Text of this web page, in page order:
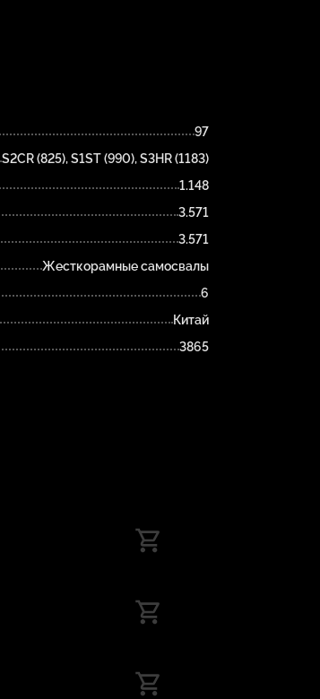
97
S2CR (825), S1ST (990), S3HR (1183)
1.148
3.571
3.571
Жесткорамные самосвалы
6
Китай
3865